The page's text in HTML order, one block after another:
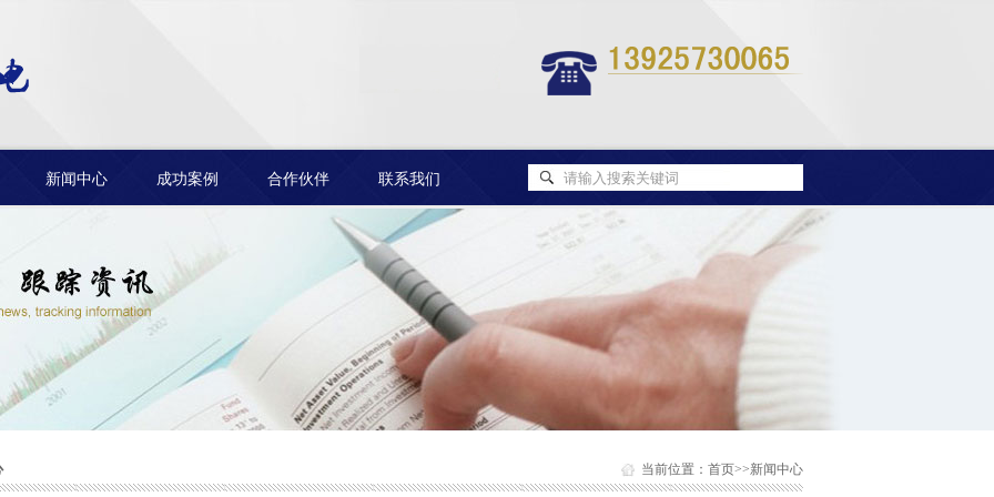
新闻中心 成功案例 合作伙伴 联系我们
当前位置： 首页>>新闻中心